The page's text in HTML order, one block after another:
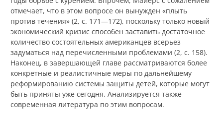
отмечает, что в этом вопросе он вынужден «плыть
против течения» (2, с. 171—172), поскольку только новый
экономический кризис способен заставить достаточное
количество состоятельных американцев всерьез
задуматься над перечисленными проблемами (2, с. 158).
Наконец, в завершающей главе рассматриваются более
конкретные и реалистичные меры по дальнейшему
реформированию системы защиты детей, которые могут
быть приняты уже сегодня. Анализируется также
современная литература по этим вопросам.